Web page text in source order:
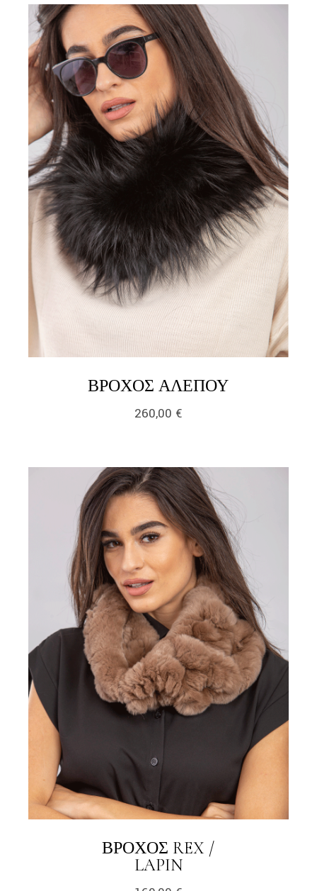
link
ΒΡΌΧΟΣ ΑΛΕΠΟΎLINK
260,00 €
link
ΒΡΌΧΟΣ REX /
LAPINLINK